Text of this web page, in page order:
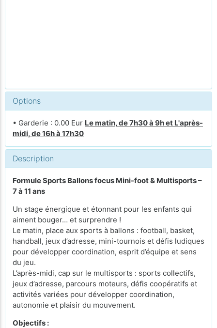
Options
• Garderie : 0.00 Eur Le matin, de 7h30 à 9h et L'après-
midi, de 16h à 17h30
Description
Formule Sports Ballons focus Mini-foot & Multisports –
7 à 11 ans
Un stage énergique et étonnant pour les enfants qui
aiment bouger… et surprendre !
Le matin, place aux sports à ballons : football, basket,
handball, jeux d’adresse, mini-tournois et défis ludiques
pour développer coordination, esprit d’équipe et sens
du jeu.
L’après-midi, cap sur le multisports : sports collectifs,
jeux d’adresse, parcours moteurs, défis coopératifs et
activités variées pour développer coordination,
autonomie et plaisir du mouvement.
Objectifs :